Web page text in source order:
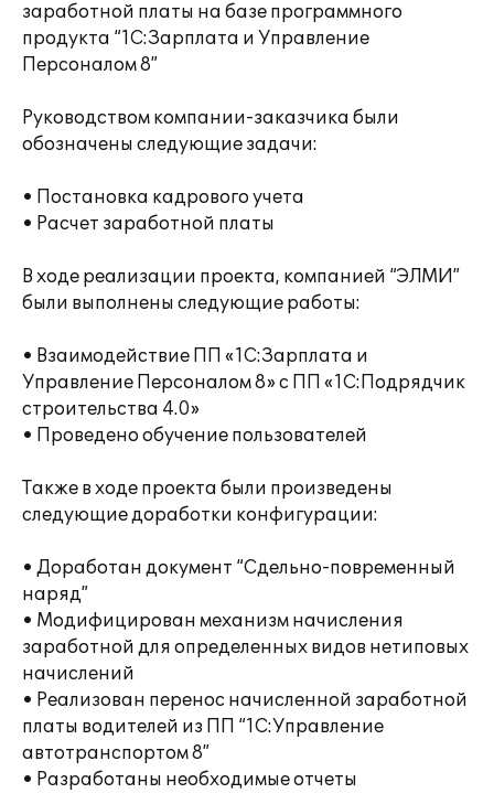
заработной платы на базе программного
продукта “1C:Зарплата и Управление
Персоналом 8”
Руководством компании-заказчика были
обозначены следующие задачи:
• Постановка кадрового учета
• Расчет заработной платы
В ходе реализации проекта, компанией “ЭЛМИ”
были выполнены следующие работы:
• Взаимодействие ПП «1C:Зарплата и
Управление Персоналом 8» с ПП «1С:Подрядчик
строительства 4.0»
• Проведено обучение пользователей
Также в ходе проекта были произведены
следующие доработки конфигурации:
• Доработан документ “Сдельно-повременный
наряд”
• Модифицирован механизм начисления
заработной для определенных видов нетиповых
начислений
• Реализован перенос начисленной заработной
платы водителей из ПП “1С:Управление
автотранспортом 8”
• Разработаны необходимые отчеты